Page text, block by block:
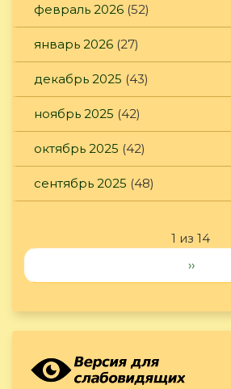
февраль 2026 (52)
январь 2026 (27)
декабрь 2025 (43)
ноябрь 2025 (42)
октябрь 2025 (42)
сентябрь 2025 (48)
1 из 14
››